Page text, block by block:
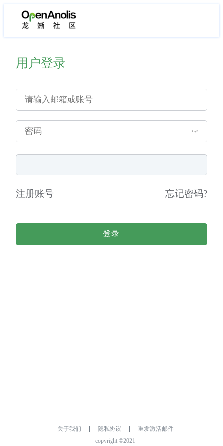
用户登录
注册账号 忘记密码?
登录
关于我们 隐私协议
重发激活邮件
copyright ©2021